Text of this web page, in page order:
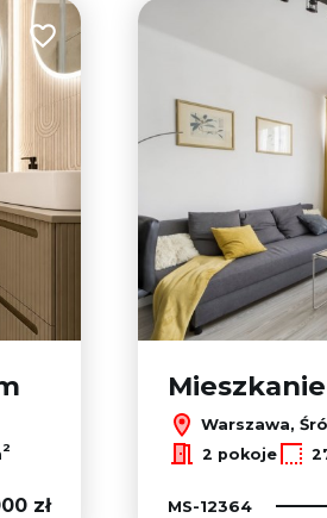
Dodaj do ulubionych
2
zł
Warszawa,
2 pokoje
MS-12364